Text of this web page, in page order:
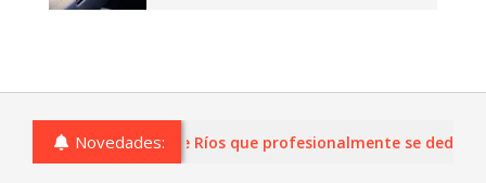
Novedades:
o comercios de Entre Ríos que profesionalmente se